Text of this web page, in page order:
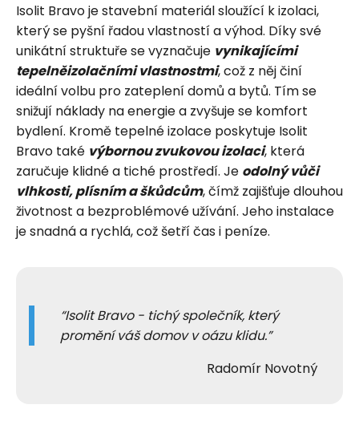
Isolit Bravo je stavební materiál sloužící k izolaci,
který se pyšní řadou vlastností a výhod. Díky své
unikátní struktuře se vyznačuje vynikajícími
tepelněizolačními vlastnostmi, což z něj činí
ideální volbu pro zateplení domů a bytů. Tím se
snižují náklady na energie a zvyšuje se komfort
bydlení. Kromě tepelné izolace poskytuje Isolit
Bravo také výbornou zvukovou izolaci, která
zaručuje klidné a tiché prostředí. Je odolný vůči
vlhkosti, plísním a škůdcům, čímž zajišťuje dlouhou
životnost a bezproblémové užívání. Jeho instalace
je snadná a rychlá, což šetří čas i peníze.
Isolit Bravo - tichý společník, který
promění váš domov v oázu klidu.
Radomír Novotný